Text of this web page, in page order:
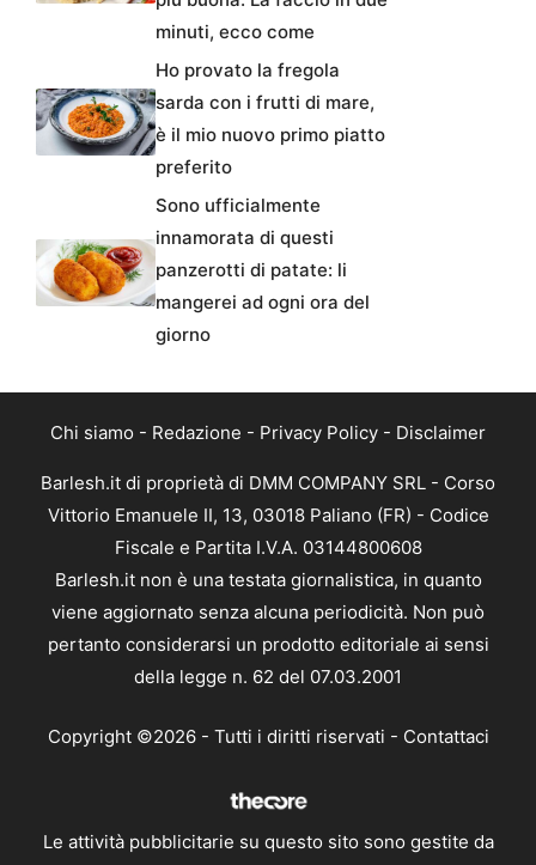
minuti, ecco come
Ho provato la fregola
sarda con i frutti di mare,
è il mio nuovo primo piatto
preferito
Sono ufficialmente
innamorata di questi
panzerotti di patate: li
mangerei ad ogni ora del
giorno
Chi siamo - Redazione - Privacy Policy - Disclaimer
Barlesh.it di proprietà di DMM COMPANY SRL - Corso
Vittorio Emanuele II, 13, 03018 Paliano (FR) - Codice
Fiscale e Partita I.V.A. 03144800608
Barlesh.it non è una testata giornalistica, in quanto
viene aggiornato senza alcuna periodicità. Non può
pertanto considerarsi un prodotto editoriale ai sensi
della legge n. 62 del 07.03.2001
Copyright ©2026 - Tutti i diritti riservati - Contattaci
Le attività pubblicitarie su questo sito sono gestite da